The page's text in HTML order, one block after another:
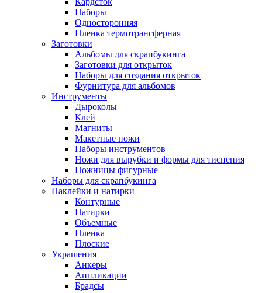
Наборы
Односторонняя
Пленка термотрансферная
Заготовки
Альбомы для скрапбукинга
Заготовки для открыток
Наборы для создания открыток
Фурнитура для альбомов
Инструменты
Дыроколы
Клей
Магниты
Макетные ножи
Наборы инструментов
Ножи для вырубки и формы для тиснения
Ножницы фигурные
Наборы для скрапбукинга
Наклейки и натирки
Контурные
Натирки
Объемные
Пленка
Плоские
Украшения
Анкеры
Аппликации
Брадсы